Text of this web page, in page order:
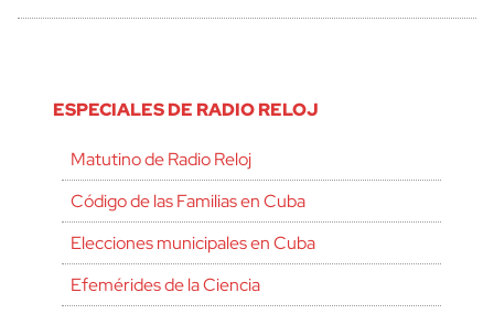
ESPECIALES DE RADIO RELOJ
Matutino de Radio Reloj
Código de las Familias en Cuba
Elecciones municipales en Cuba
Efemérides de la Ciencia